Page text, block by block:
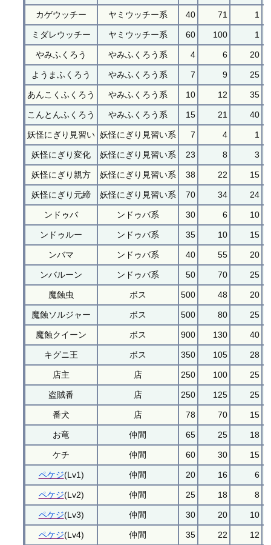
カゲウッチー ヤミウッチー系 40 71 1
ミダレウッチー ヤミウッチー系 60 100 1
やみふくろう やみふくろう系 4 6 20
ようまふくろう やみふくろう系 7 9 25
あんこくふくろう やみふくろう系 10 12 35
こんとんふくろう やみふくろう系 15 21 40
妖怪にぎり見習い 妖怪にぎり見習い系 7 4 1
妖怪にぎり変化 妖怪にぎり見習い系 23 8 3
妖怪にぎり親方 妖怪にぎり見習い系 38 22 15
妖怪にぎり元締 妖怪にぎり見習い系 70 34 24
ンドゥバ ンドゥバ系 30 6 10
ンドゥルー ンドゥバ系 35 10 15
ンバマ ンドゥバ系 40 55 20
ンバルーン ンドゥバ系 50 70 25
魔蝕虫 ボス 500 48 20
魔蝕ソルジャー ボス 500 80 25
魔蝕クイーン ボス 900 130 40
キグニ王 ボス 350 105 28
店主 店 250 100 25
盗賊番 店 250 125 25
番犬 店 78 70 15
お竜 仲間 65 25 18
ケチ 仲間 60 30 15
ペケジ(Lv1) 仲間 20 16 6
ペケジ(Lv2) 仲間 25 18 8
ペケジ(Lv3) 仲間 30 20 10
ペケジ(Lv4) 仲間 35 22 12